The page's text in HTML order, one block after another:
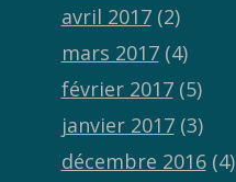
avril 2017(2)
mars 2017(4)
février 2017(5)
janvier 2017(3)
décembre 2016(4)